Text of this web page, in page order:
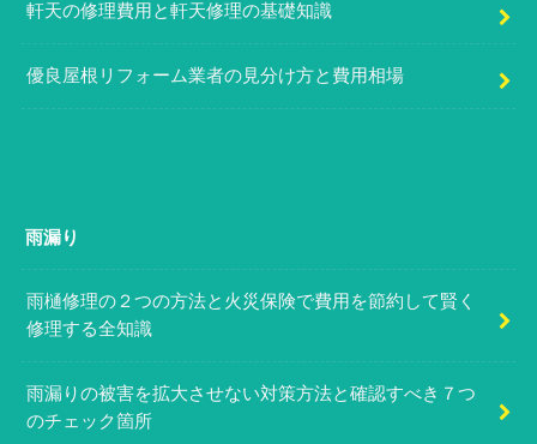
軒天の修理費用と軒天修理の基礎知識
優良屋根リフォーム業者の見分け方と費用相場
雨漏り
雨樋修理の２つの方法と火災保険で費用を節約して賢く
修理する全知識
雨漏りの被害を拡大させない対策方法と確認すべき７つ
のチェック箇所